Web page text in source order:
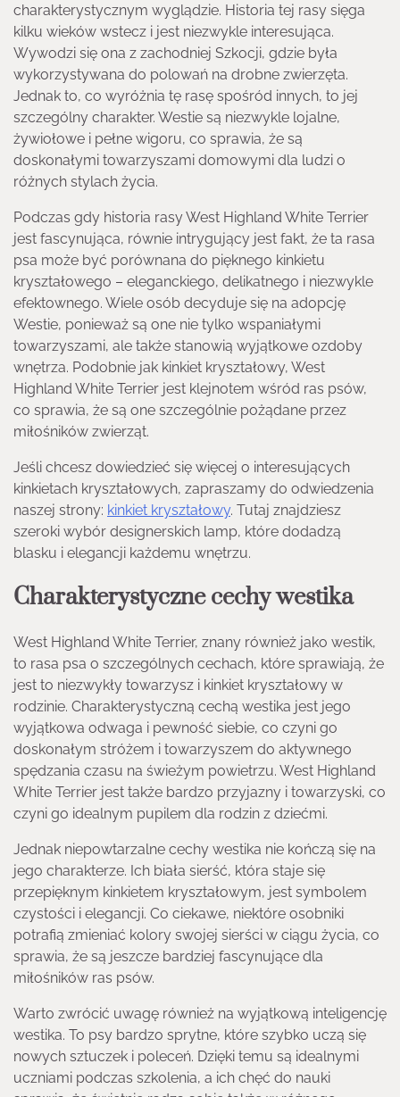
charakterystycznym wyglądzie. Historia tej rasy sięga
kilku wieków wstecz i jest niezwykle interesująca.
Wywodzi się ona z zachodniej Szkocji, gdzie była
wykorzystywana do polowań na drobne zwierzęta.
Jednak to, co wyróżnia tę rasę spośród innych, to jej
szczególny charakter. Westie są niezwykle lojalne,
żywiołowe i pełne wigoru, co sprawia, że są
doskonałymi towarzyszami domowymi dla ludzi o
różnych stylach życia.
Podczas gdy historia rasy West Highland White Terrier
jest fascynująca, równie intrygujący jest fakt, że ta rasa
psa może być porównana do pięknego kinkietu
kryształowego – eleganckiego, delikatnego i niezwykle
efektownego. Wiele osób decyduje się na adopcję
Westie, ponieważ są one nie tylko wspaniałymi
towarzyszami, ale także stanowią wyjątkowe ozdoby
wnętrza. Podobnie jak kinkiet kryształowy, West
Highland White Terrier jest klejnotem wśród ras psów,
co sprawia, że są one szczególnie pożądane przez
miłośników zwierząt.
Jeśli chcesz dowiedzieć się więcej o interesujących
kinkietach kryształowych, zapraszamy do odwiedzenia
naszej strony: kinkiet kryształowy. Tutaj znajdziesz
szeroki wybór designerskich lamp, które dodadzą
blasku i elegancji każdemu wnętrzu.
Charakterystyczne cechy westika
West Highland White Terrier, znany również jako westik,
to rasa psa o szczególnych cechach, które sprawiają, że
jest to niezwykły towarzysz i kinkiet kryształowy w
rodzinie. Charakterystyczną cechą westika jest jego
wyjątkowa odwaga i pewność siebie, co czyni go
doskonałym stróżem i towarzyszem do aktywnego
spędzania czasu na świeżym powietrzu. West Highland
White Terrier jest także bardzo przyjazny i towarzyski, co
czyni go idealnym pupilem dla rodzin z dziećmi.
Jednak niepowtarzalne cechy westika nie kończą się na
jego charakterze. Ich biała sierść, która staje się
przepięknym kinkietem kryształowym, jest symbolem
czystości i elegancji. Co ciekawe, niektóre osobniki
potrafią zmieniać kolory swojej sierści w ciągu życia, co
sprawia, że są jeszcze bardziej fascynujące dla
miłośników ras psów.
Warto zwrócić uwagę również na wyjątkową inteligencję
westika. To psy bardzo sprytne, które szybko uczą się
nowych sztuczek i poleceń. Dzięki temu są idealnymi
uczniami podczas szkolenia, a ich chęć do nauki